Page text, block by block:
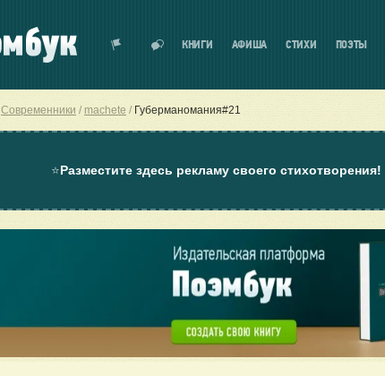
КНИГИ АФИША СТИХИ ПОЭТЫ
Современники machete Губерманомания#21
⭐Разместите здесь рекламу своего стихотворения!